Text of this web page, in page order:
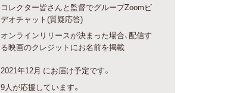
コレクター皆さんと監督でグループZoomビ
デオチャット(質疑応答)
オンラインリリースが決まった場合、配信す
る映画のクレジットにお名前を掲載
2021年12月 にお届け予定です。
9人が応援しています。